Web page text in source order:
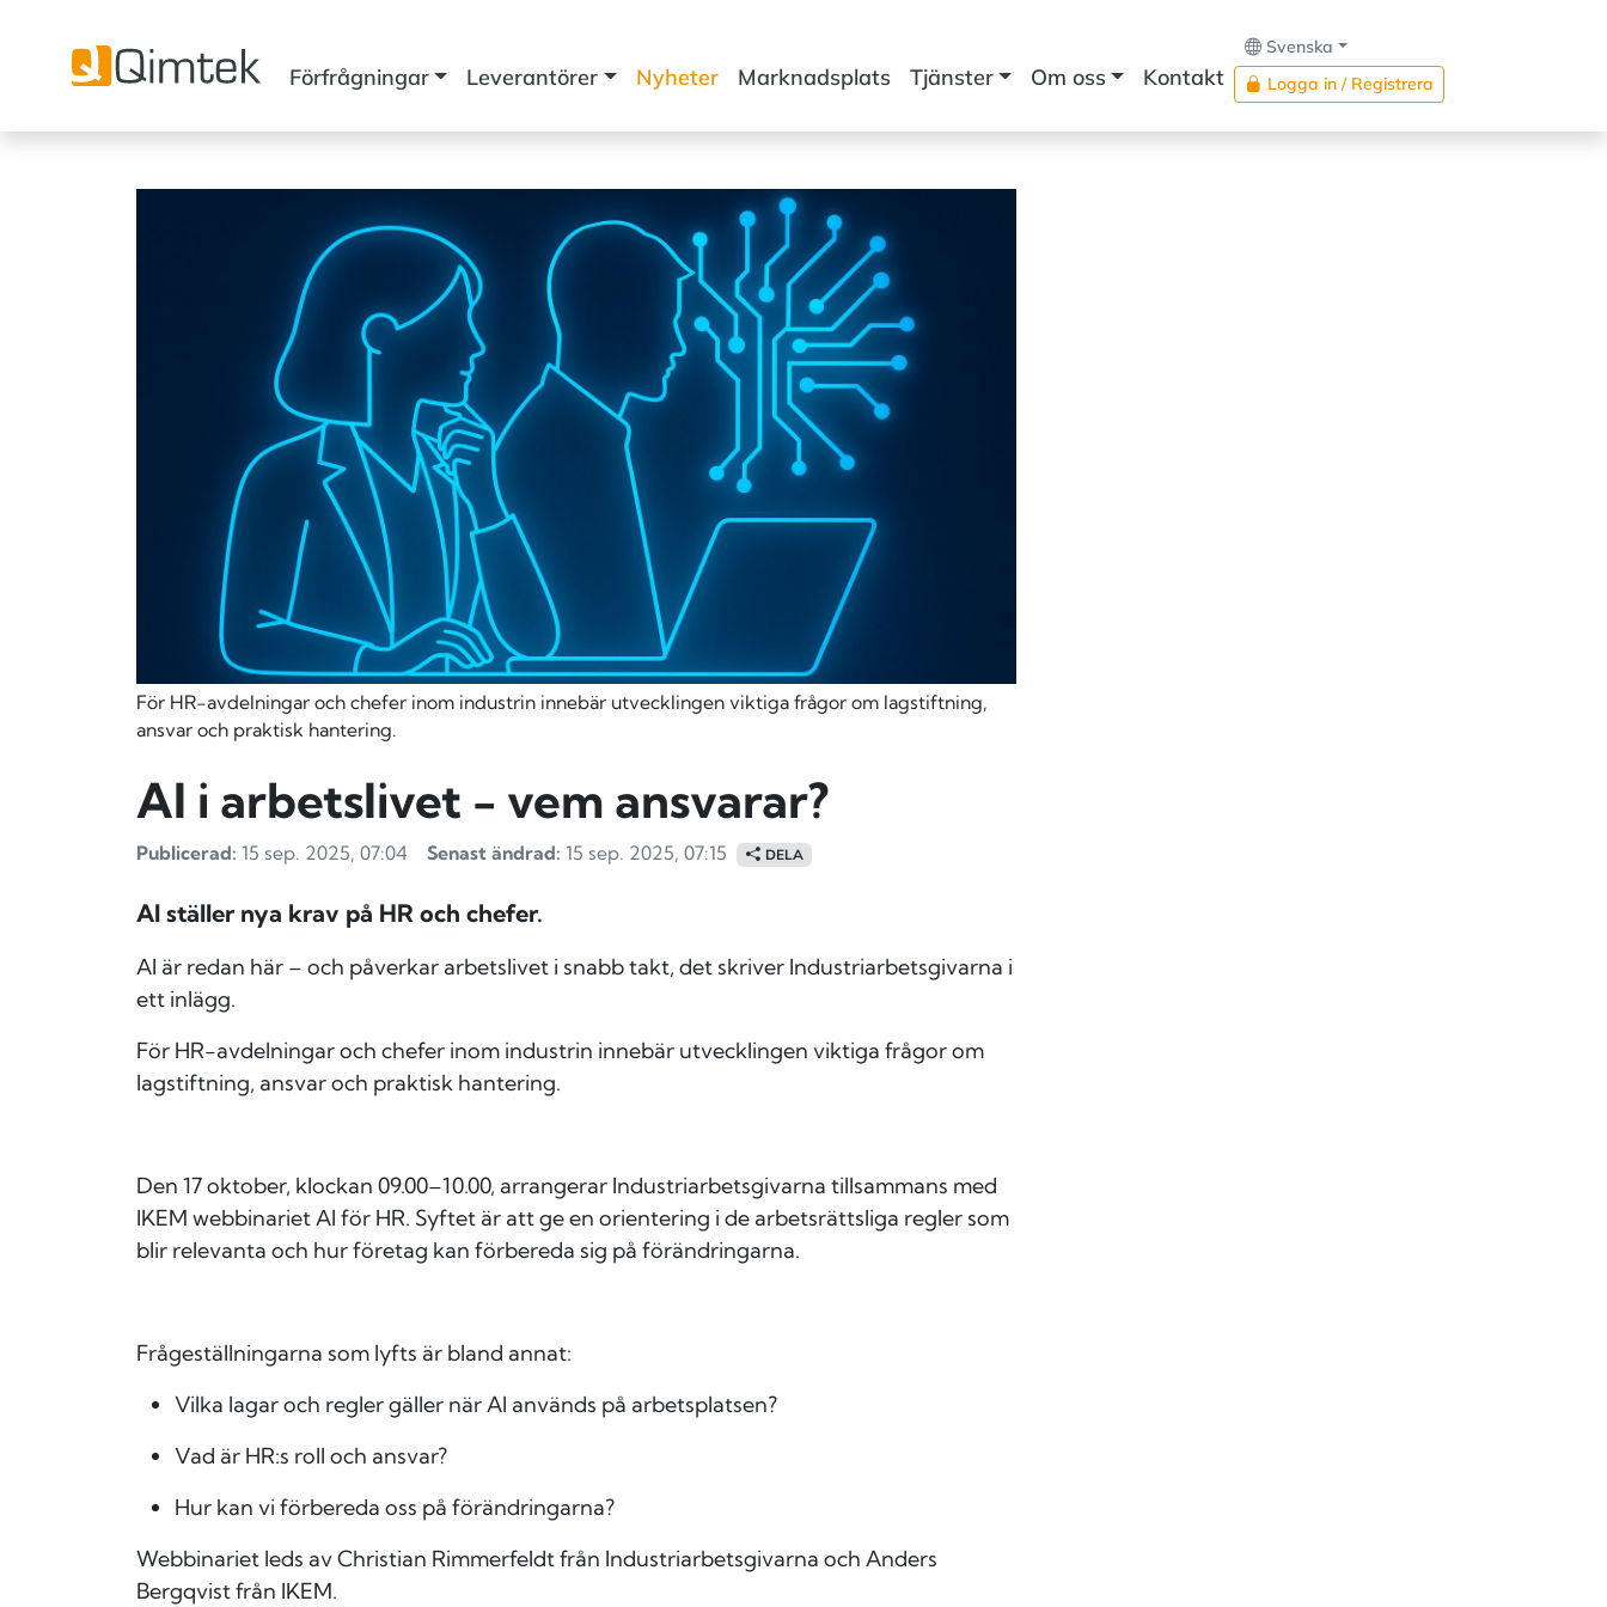
Förfrågningar Leverantörer Nyheter Marknadsplats Tjänster Om oss Kontakt
Svenska
Logga in / Registrera
För HR-avdelningar och chefer inom industrin innebär utvecklingen viktiga frågor om lagstiftning,
ansvar och praktisk hantering.
AI i arbetslivet - vem ansvarar?
Publicerad: 15 sep. 2025, 07:04 Senast ändrad: 15 sep. 2025, 07:15 DELA
AI ställer nya krav på HR och chefer.
AI är redan här – och påverkar arbetslivet i snabb takt, det skriver Industriarbetsgivarna i
ett inlägg.
För HR-avdelningar och chefer inom industrin innebär utvecklingen viktiga frågor om
lagstiftning, ansvar och praktisk hantering.
Den 17 oktober, klockan 09.00–10.00, arrangerar Industriarbetsgivarna tillsammans med
IKEM webbinariet AI för HR. Syftet är att ge en orientering i de arbetsrättsliga regler som
blir relevanta och hur företag kan förbereda sig på förändringarna.
Frågeställningarna som lyfts är bland annat:
Vilka lagar och regler gäller när AI används på arbetsplatsen?
Vad är HR:s roll och ansvar?
Hur kan vi förbereda oss på förändringarna?
Webbinariet leds av Christian Rimmerfeldt från Industriarbetsgivarna och Anders
Bergqvist från IKEM.